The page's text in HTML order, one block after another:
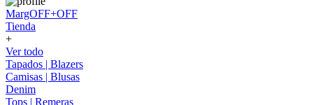
MargOFF+OFF
Tienda
+
Ver todo
Tapados | Blazers
Camisas | Blusas
Denim
Tops | Remeras